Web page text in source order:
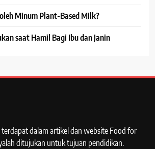
Minum Plant-Based Milk?
saat Hamil Bagi Ibu dan Janin
terdapat dalam artikel dan website Food for
ditujukan untuk tujuan pendidikan.